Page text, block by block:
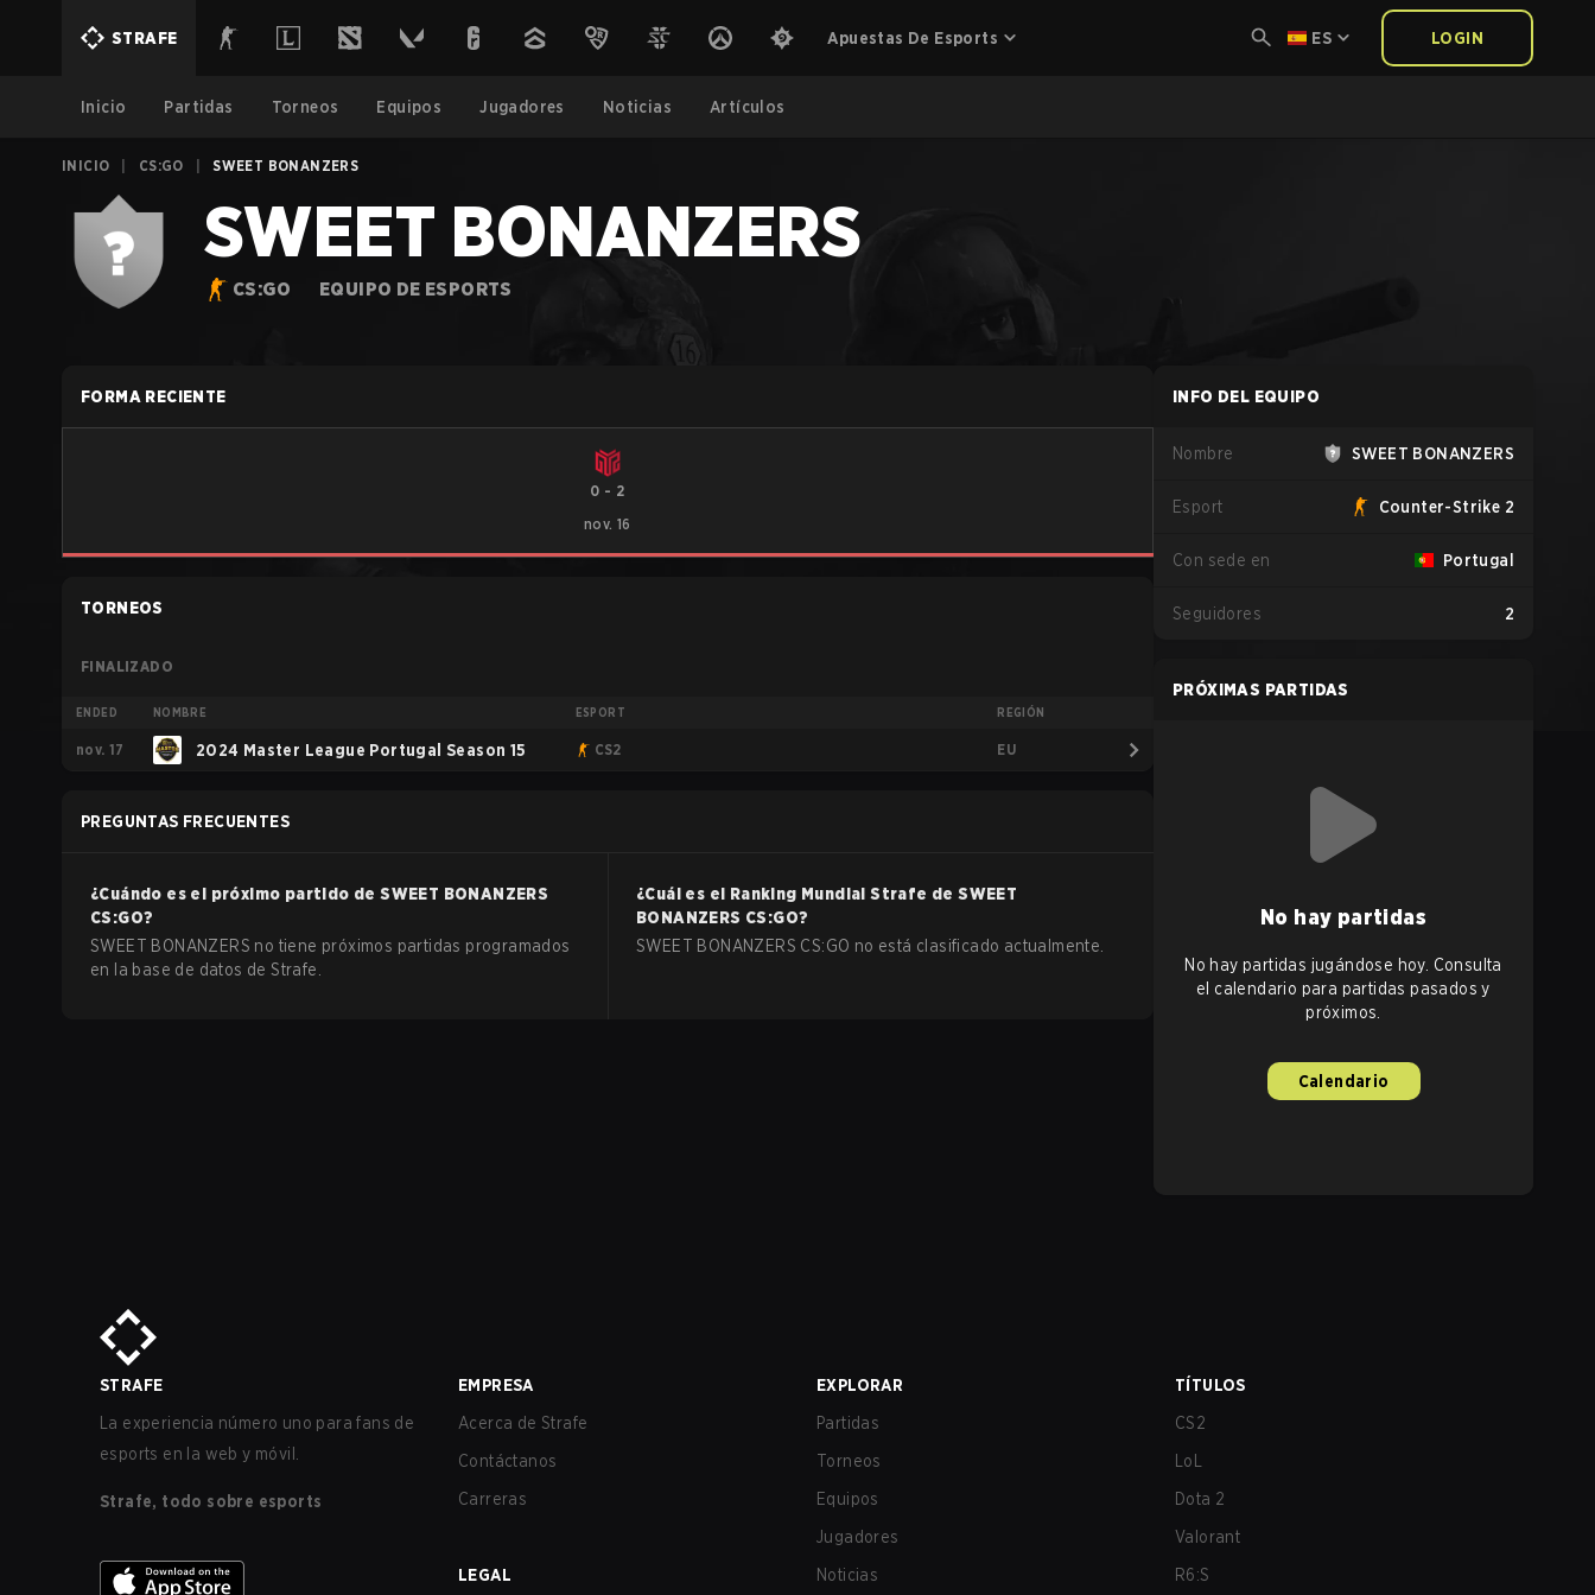
STRAFE Apuestas De Esports ES LOGIN
Inicio Partidas Torneos Equipos Jugadores Noticias Artículos
INICIO CS:GO SWEET BONANZERS
SWEET BONANZERS
CS:GO EQUIPO DE ESPORTS
FORMA RECIENTE
0 - 2
nov. 16
TORNEOS
FINALIZADO
ENDED NOMBRE ESPORT REGIÓN
nov. 17 2024 Master League Portugal Season 15 CS2 EU
PREGUNTAS FRECUENTES
¿Cuándo es el próximo partido deSWEET BONANZERS
CS:GO?
SWEET BONANZERS no tiene próximos partidas programados
en la base de datos de Strafe.
¿Cuál es el Ranking Mundial Strafe deSWEET
BONANZERS CS:GO?
SWEET BONANZERS CS:GO no está clasificado actualmente.
INFO DEL EQUIPO
Nombre SWEET BONANZERS
Esport Counter-Strike 2
Con sede en Portugal
Seguidores 2
PRÓXIMAS PARTIDAS
No hay partidas
No hay partidas jugándose hoy. Consulta
el calendario para partidas pasados y
próximos.
Calendario
STRAFE
La experiencia número uno para fans de
esports en la web y móvil.
Strafe, todo sobre esports
EMPRESA
Acerca de Strafe
Contáctanos
Carreras
LEGAL
EXPLORAR
Partidas
Torneos
Equipos
Jugadores
Noticias
TÍTULOS
CS2
LoL
Dota 2
Valorant
R6:S